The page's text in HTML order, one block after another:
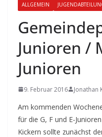
ALLGEMEIN
Junioren /
Junioren
9. Februar 2016 Jonathan
Am kommenden
für die G, F und E-
Kickern sollte zunächst